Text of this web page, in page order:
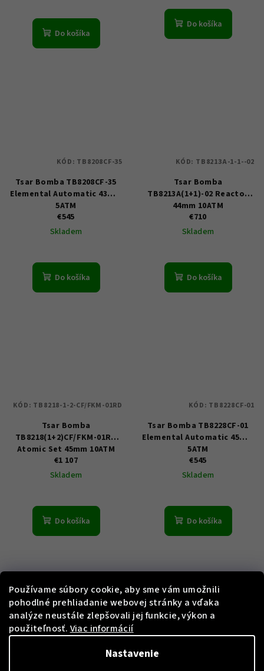
Používame súbory cookie, aby sme vám umožnili
pohodlné prehliadanie webovej stránky a vďaka
analýze neustále zlepšovali jej funkcie, výkon a
použiteľnosť. Viac informácií
Nastavenie
Do košíka
Do košíka
Tsar Bomba TB8208CF-35
Elemental Automatic 43mm
5ATM
€545
Skladem
Do košíka
KÓD: TB8208CF-35
Tsar Bomba
TB8213A(1+1)-02 Reactor
44mm 10ATM
€710
Skladem
Do košíka
KÓD: TB8213A-1-1--02
Tsar Bomba
TB8218(1+2)CF/FKM-01RD
Atomic Set 45mm 10ATM
€1 107
Skladem
Do košíka
KÓD: TB8218-1-2-CF/FKM-01RD
Tsar Bomba TB8228CF-01
Elemental Automatic 45mm
5ATM
€545
Skladem
Do košíka
KÓD: TB8228CF-01
TB8218-1-2-CF/FKM-
03BK/WH